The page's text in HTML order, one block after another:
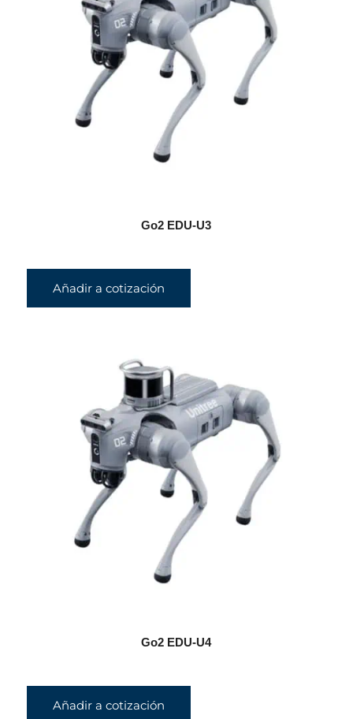
Go2 EDU-U3
Añadir a cotización
Go2 EDU-U4
Añadir a cotización